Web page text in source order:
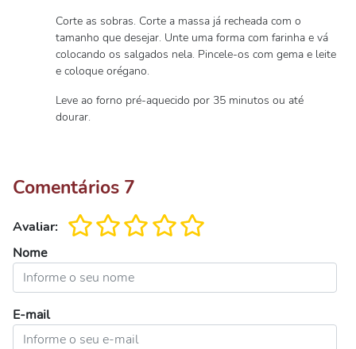
Corte as sobras. Corte a massa já recheada com o
tamanho que desejar. Unte uma forma com farinha e vá
colocando os salgados nela. Pincele-os com gema e leite
e coloque orégano.
Leve ao forno pré-aquecido por 35 minutos ou até
dourar.
Comentários 7
Avaliar:
Nome
E-mail